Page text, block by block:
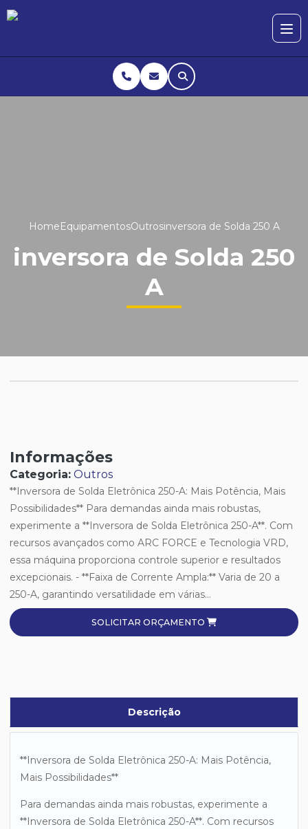
HomeEquipamentosOutrosinversora de Solda 250 A
inversora de Solda 250
A
Informações
Categoria: Outros
**Inversora de Solda Eletrônica 250-A: Mais Potência, Mais
Possibilidades** Para demandas ainda mais robustas,
experimente a **Inversora de Solda Eletrônica 250-A**. Com
recursos avançados como ARC FORCE e Tecnologia VRD,
essa máquina proporciona controle superior e resultados
excepcionais. - **Faixa de Corrente Ampla:** Varia de 20 a
250-A, garantindo versatilidade em várias...
SOLICITAR ORÇAMENTO
Descrição
**Inversora de Solda Eletrônica 250-A: Mais Potência,
Mais Possibilidades**
Para demandas ainda mais robustas, experimente a
**Inversora de Solda Eletrônica 250-A**. Com recursos